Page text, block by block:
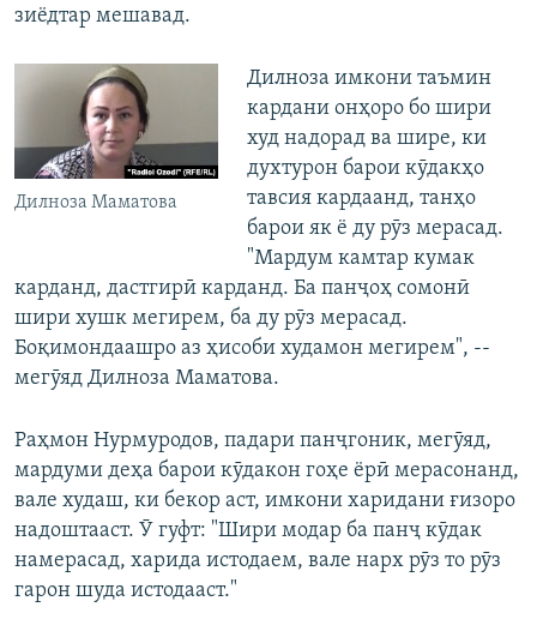
зиёдтар мешавад.
Дилноза Маматова
Дилноза имкони таъмин
кардани онҳоро бо шири
худ надорад ва шире, ки
духтурон барои кӯдакҳо
тавсия кардаанд, танҳо
барои як ё ду рӯз мерасад.
"Мардум камтар кумак
карданд, дастгирӣ карданд. Ба панҷоҳ сомонӣ
шири хушк мегирем, ба ду рӯз мерасад.
Боқимондаашро аз ҳисоби худамон мегирем", --
мегӯяд Дилноза Маматова.
Раҳмон Нурмуродов, падари панҷгоник, мегӯяд,
мардуми деҳа барои кӯдакон гоҳе ёрӣ мерасонанд,
вале худаш, ки бекор аст, имкони харидани ғизоро
надоштааст. Ӯ гуфт: "Шири модар ба панҷ кӯдак
намерасад, харида истодаем, вале нарх рӯз то рӯз
гарон шуда истодааст."